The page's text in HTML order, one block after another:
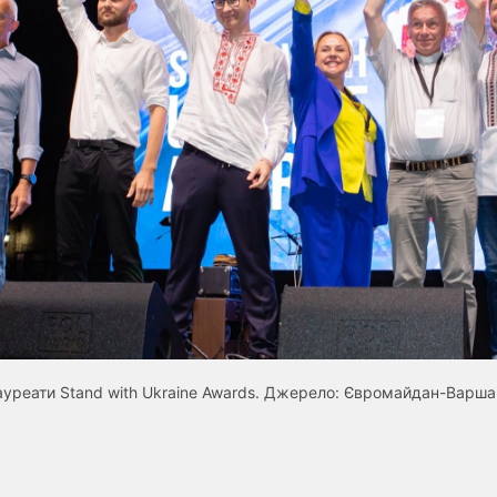
Stand with Ukraine Awards. Джерело: Євромайдан-